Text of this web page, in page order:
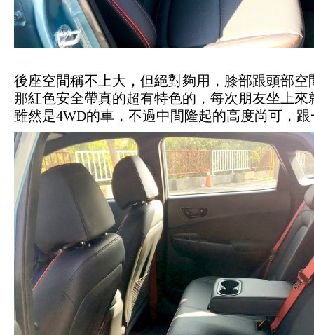
後座空間稱不上大，但絕對夠用，膝部跟頭部空
那紅色安全帶真的超有特色的，每次朋友坐上
雖然是4WD的車，不過中間隆起的高度尚可，